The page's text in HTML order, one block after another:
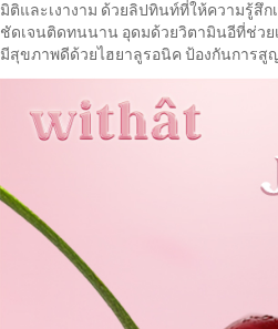
มิติและเงางาม ด้วยลิปทินท์ที่ให้ความรู้สึ
ชัดเจนติดทนนาน อุดมด้วยวิตามินอีที่ช่วย
มีสุขภาพดีด้วยไฮยาลูรอนิค ป้องกันการสู